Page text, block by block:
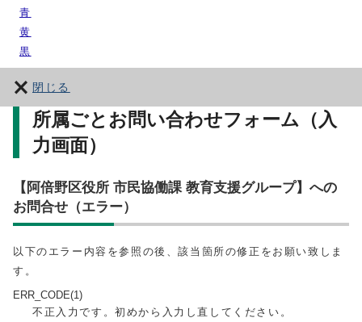
青
黄
黒
閉じる
所属ごとお問い合わせフォーム（入
力画面）
【阿倍野区役所 市民協働課 教育支援グループ】への
お問合せ（エラー）
以下のエラー内容を参照の後、該当箇所の修正をお願い致しま
す。
ERR_CODE(1)
不正入力です。初めから入力し直してください。